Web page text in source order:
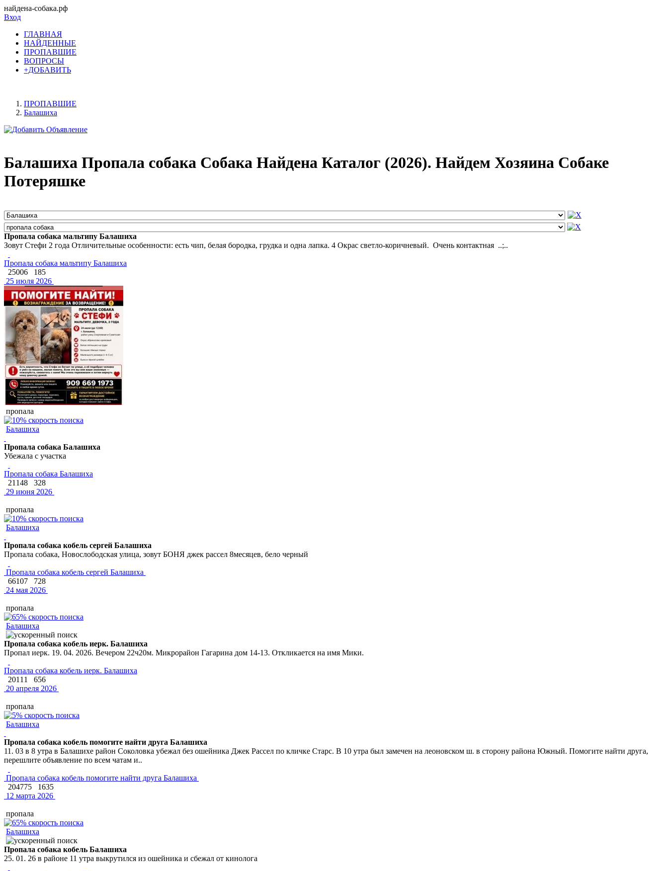
найдена-собака.рф
Вход
ГЛАВНАЯ
НАЙДЕННЫЕ
ПРОПАВШИЕ
ВОПРОСЫ
+ДОБАВИТЬ
ПРОПАВШИЕ
Балашиха
Балашиха Пропала собака Собака Найдена Каталог (2026). Найдем Хозяина Собаке
Потеряшке
Пропала собака мальтипу Балашиха
Зовут Cтефи 2 года Отличительные особенности: есть чип, белая бородка, грудка и одна лапка. 4 Окрас светло-коричневый. Очень контактная ..;..
Пропала собака мальтипу Балашиха
25006
185
25 июля 2026
пропала
Балашиха
Пропала собака Балашиха
Убежала с участка
Пропала собака Балашиха
21148
328
29 июня 2026
пропала
Балашиха
Пропала собака кобель сергей Балашиха
Пропала собака, Новослободская улица, зовут БОНЯ джек рассел 8месяцев, бело черный
Пропала собака кобель сергей Балашиха
66107
728
24 мая 2026
пропала
Балашиха
Пропала собака кобель иерк. Балашиха
Пропал иерк. 19. 04. 2026. Вечером 22ч20м. Микрорайон Гагарина дом 14-13. Откликается на имя Мики.
Пропала собака кобель иерк. Балашиха
20111
656
20 апреля 2026
пропала
Балашиха
Пропала собака кобель помогите найти друга Балашиха
11. 03 в 8 утра в Балашихе район Соколовка убежал без ошейника Джек Рассел по кличке Старс. В 10 утра был замечен на леоновском ш. в сторону района Южный. Помогите найти друга,
перешлите объявление по всем чатам и..
Пропала собака кобель помогите найти друга Балашиха
204775
1635
12 марта 2026
пропала
Балашиха
Пропала собака кобель Балашиха
25. 01. 26 в районе 11 утра выкрутился из ошейника и сбежал от кинолога